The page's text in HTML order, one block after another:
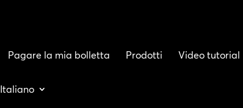
Pagare la mia bolletta Prodotti Video tutorial
Italiano